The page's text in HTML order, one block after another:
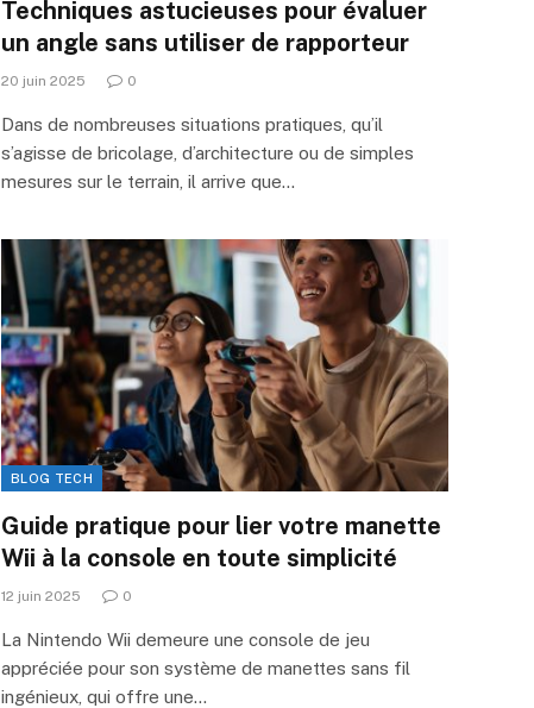
Techniques astucieuses pour évaluer
un angle sans utiliser de rapporteur
20 juin 2025 0
Dans de nombreuses situations pratiques, qu’il
s’agisse de bricolage, d’architecture ou de simples
mesures sur le terrain, il arrive que…
BLOG TECH
Guide pratique pour lier votre manette
Wii à la console en toute simplicité
12 juin 2025 0
La Nintendo Wii demeure une console de jeu
appréciée pour son système de manettes sans fil
ingénieux, qui offre une…